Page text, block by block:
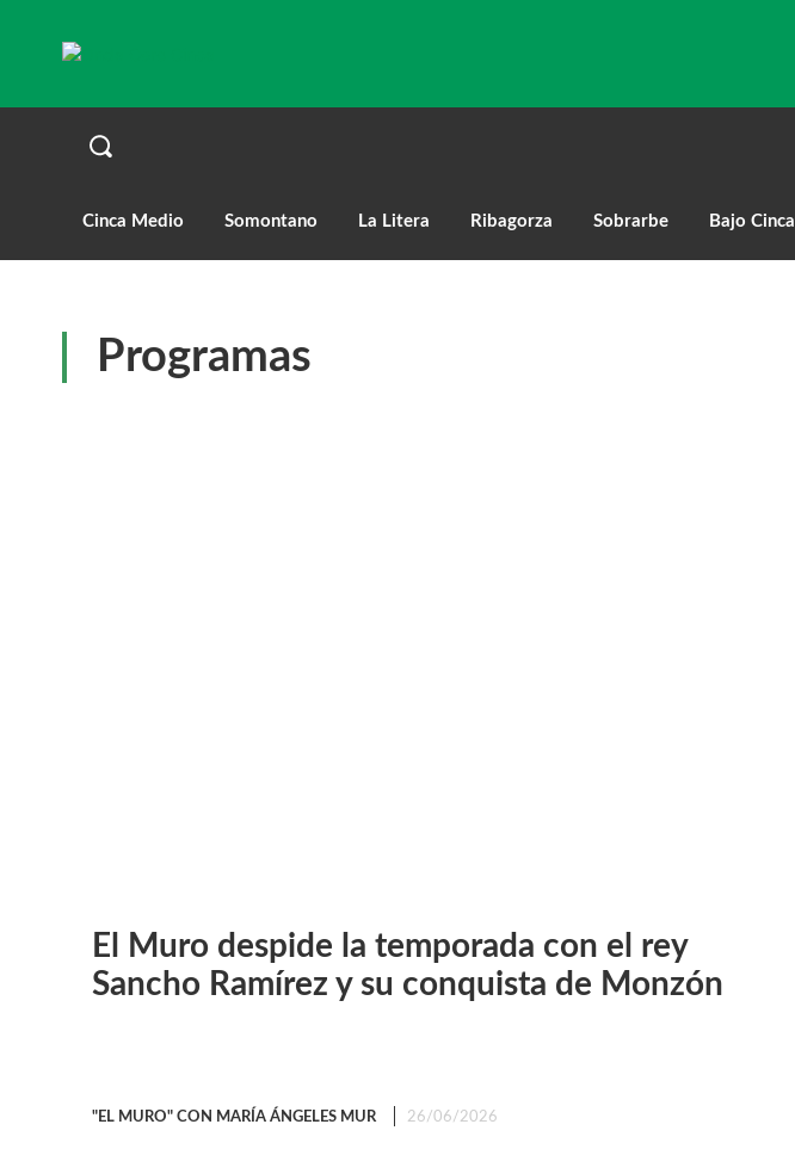
Cinca Medio Somontano La Litera Ribagorza Sobrarbe Bajo Cinca
Programas
El Muro despide la temporada con el rey
Sancho Ramírez y su conquista de Monzón
"EL MURO" CON MARÍA ÁNGELES MUR 26/06/2026